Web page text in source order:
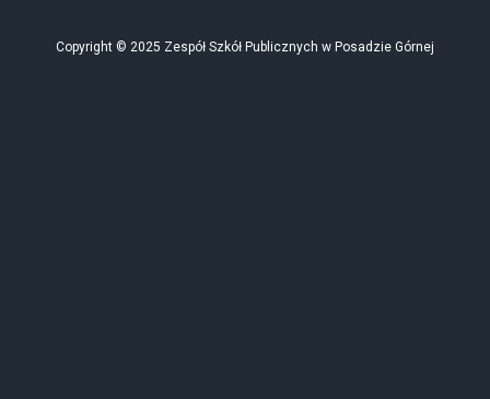
Copyright © 2025 Zespół Szkół Publicznych w Posadzie Górnej